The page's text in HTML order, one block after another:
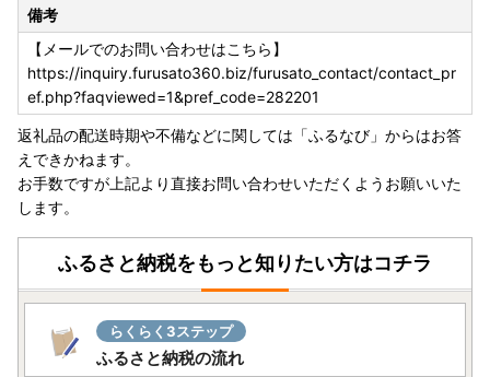
備考
【メールでのお問い合わせはこちら】
https://inquiry.furusato360.biz/furusato_contact/contact_pr
ef.php?faqviewed=1&pref_code=282201
返礼品の配送時期や不備などに関しては「ふるなび」からはお答
えできかねます。
お手数ですが上記より直接お問い合わせいただくようお願いいた
します。
ふるさと納税をもっと知りたい方はコチラ
らくらく3ステップ
ふるさと納税の流れ